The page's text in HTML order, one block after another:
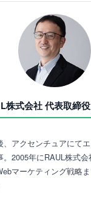
式会社 代表取締役
、アクセンチュアにて
2005年にRAUL株式
マーケティング戦略